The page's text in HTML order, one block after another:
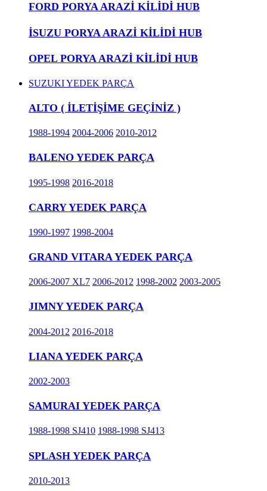
FORD PORYA ARAZİ KİLİDİ HUB
İSUZU PORYA ARAZİ KİLİDİ HUB
OPEL PORYA ARAZİ KİLİDİ HUB
SUZUKI YEDEK PARÇA
ALTO ( İLETİŞİME GEÇİNİZ )
1988-1994 2004-2006 2010-2012
BALENO YEDEK PARÇA
1995-1998 2016-2018
CARRY YEDEK PARÇA
1990-1997 1998-2004
GRAND VITARA YEDEK PARÇA
2006-2007 XL7 2006-2012 1998-2002 2003-2005
JIMNY YEDEK PARÇA
2004-2012 2016-2018
LIANA YEDEK PARÇA
2002-2003
SAMURAI YEDEK PARÇA
1988-1998 SJ410 1988-1998 SJ413
SPLASH YEDEK PARÇA
2010-2013